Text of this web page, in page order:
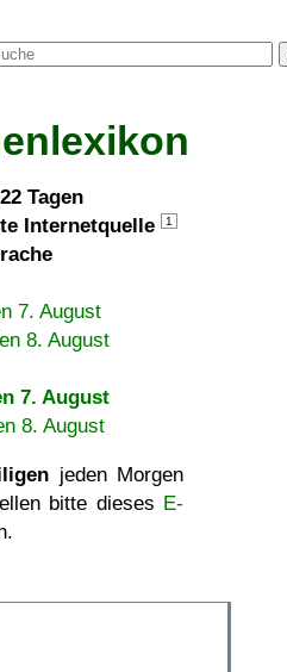
Tagen
Internetquelle
1
7. August
8. August
7. August
8. August
jeden Morgen
bitte dieses E-